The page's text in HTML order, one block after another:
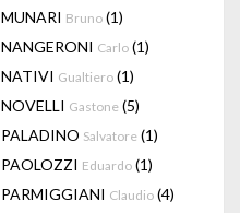
MUNARI Bruno (1)
NANGERONI Carlo (1)
NATIVI Gualtiero (1)
NOVELLI Gastone (5)
PALADINO Salvatore (1)
PAOLOZZI Eduardo (1)
PARMIGGIANI Claudio (4)